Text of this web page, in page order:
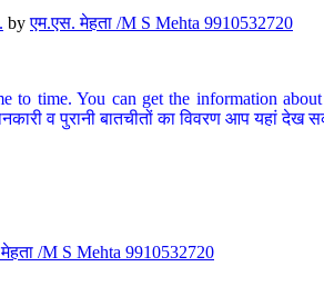
byएम.एस. मेहता /M S Mehta 9910532720
to time. You can get the information
व पुरानी बातचीतों का विवरण आप यहां देख
/M S Mehta 9910532720